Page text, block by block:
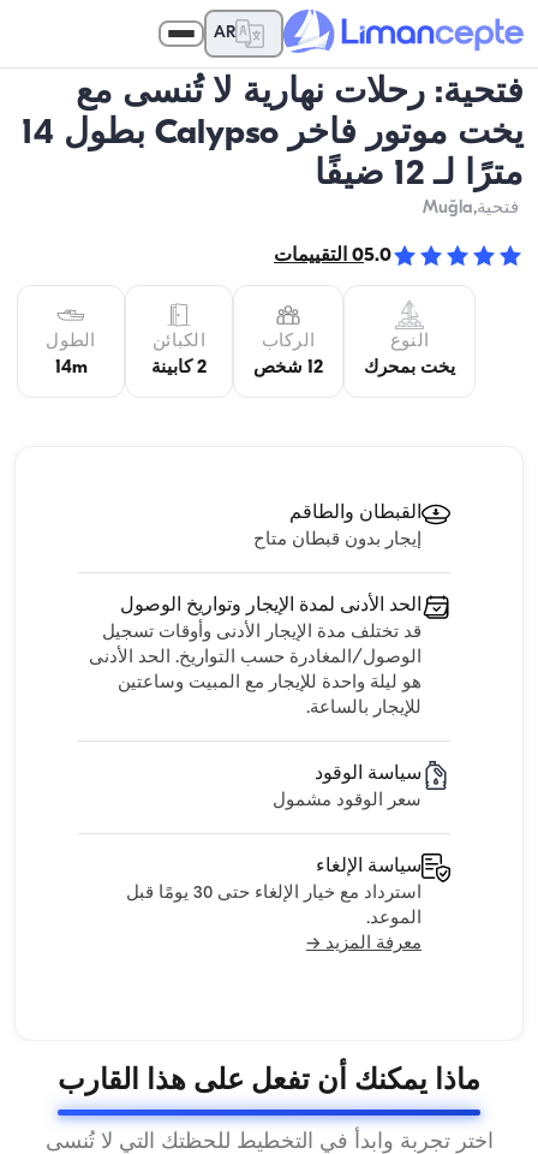
AR
فتحية: رحلات نهارية لا تُنسى مع
يخت موتور فاخر Calypso بطول 14
مترًا لـ 12 ضيفًا
فتحية,Muğla
5.0
0 التقييمات
النوع
يخت بمحرك
الركاب
12 شخص
الكبائن
2 كابينة
الطول
14m
القبطان والطاقم
إيجار بدون قبطان متاح
الحد الأدنى لمدة الإيجار وتواريخ الوصول
قد تختلف مدة الإيجار الأدنى وأوقات تسجيل
الوصول/المغادرة حسب التواريخ. الحد الأدنى
هو ليلة واحدة للإيجار مع المبيت وساعتين
للإيجار بالساعة.
سياسة الوقود
سعر الوقود مشمول
سياسة الإلغاء
استرداد مع خيار الإلغاء حتى 30 يومًا قبل
الموعد.
معرفة المزيد →
ماذا يمكنك أن تفعل على هذا القارب
اختر تجربة وابدأ في التخطيط للحظتك التي لا تُنسى